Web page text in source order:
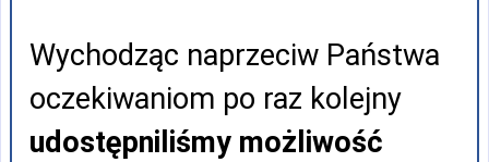
FAQ
Pouczenia
Wychodząc naprzeciw Państwa
oczekiwaniom po raz kolejny
udostępniliśmy możliwość